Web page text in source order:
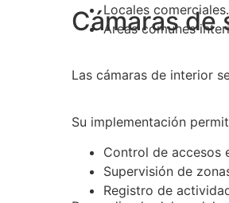
Locales comerciales.
Áreas comunes
Cámaras de
Las cámaras de interior
Su implementación
Control de accesos
Supervisión de
Registro de